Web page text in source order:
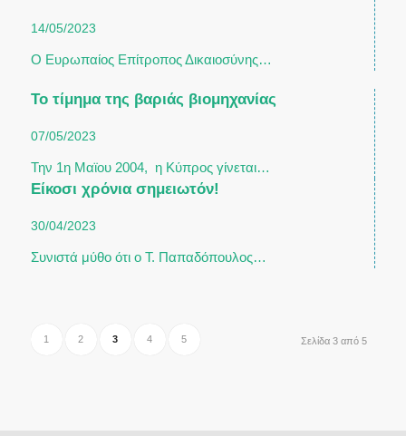
14/05/2023
Ο Ευρωπαίος Επίτροπος Δικαιοσύνης…
Το τίμημα της βαριάς βιομηχανίας
07/05/2023
Την 1η Μαϊου 2004, η Κύπρος γίνεται…
Είκοσι χρόνια σημειωτόν!
30/04/2023
Συνιστά μύθο ότι ο Τ. Παπαδόπουλος…
Σελίδα 3 από 5
1 2 3 4 5